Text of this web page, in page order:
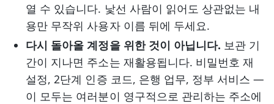
열 수 있습니다. 낯선 사람이 읽어도 상관없는 내
용만 무작위 사용자 이름 뒤에 두세요.
다시 돌아올 계정을 위한 것이 아닙니다. 보관 기
간이 지나면 주소는 재활용됩니다. 비밀번호 재
설정, 2단계 인증 코드, 은행 업무, 정부 서비스 —
이 모두는 여러분이 영구적으로 관리하는 주소에